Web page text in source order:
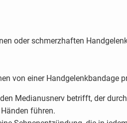
oder schmerzhaften
von einer Handgelenkbandage
Medianusnerv betrifft, der
führen.